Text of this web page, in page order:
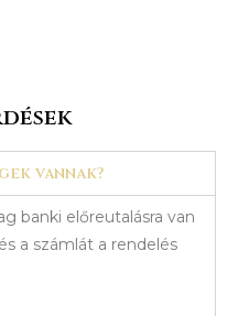
vannak?
banki előreutalásra van
a számlát a rendelés